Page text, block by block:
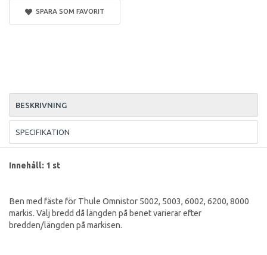
SPARA SOM FAVORIT
BESKRIVNING
SPECIFIKATION
Innehåll: 1 st
Ben med fäste för Thule Omnistor 5002, 5003, 6002, 6200, 8000
markis. Välj bredd då längden på benet varierar efter
bredden/längden på markisen.